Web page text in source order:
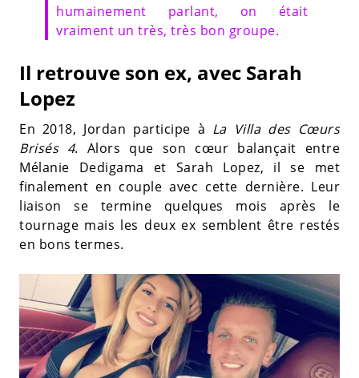
humainement parlant, on était
vraiment un très, très bon groupe.
Il retrouve son ex, avec Sarah
Lopez
En 2018, Jordan participe à La Villa des Cœurs
Brisés 4. Alors que son cœur balançait entre
Mélanie Dedigama et Sarah Lopez, il se met
finalement en couple avec cette dernière. Leur
liaison se termine quelques mois après le
tournage mais les deux ex semblent être restés
en bons termes.